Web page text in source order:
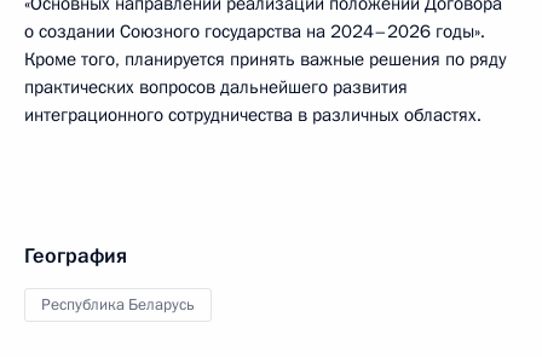
о создании Союзного государства на 2024–2026 годы».
Кроме того, планируется принять важные решения по ряду
практических вопросов дальнейшего развития
интеграционного сотрудничества в различных областях.
География
Республика Беларусь